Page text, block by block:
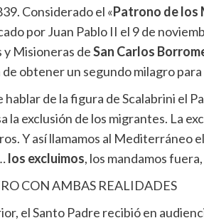
Considerado el «Patrono de los
por Juan Pablo II el 9 de
y Misioneras deSan Carlos
de obtener un segundo milagro
hablar de la figura de Scalabrini el
la exclusión de los migrantes. La
Y así llamamos al Mediterráneo
los excluimos, los mandamos
CON AMBAS REALIDADES
el Santo Padre recibió en